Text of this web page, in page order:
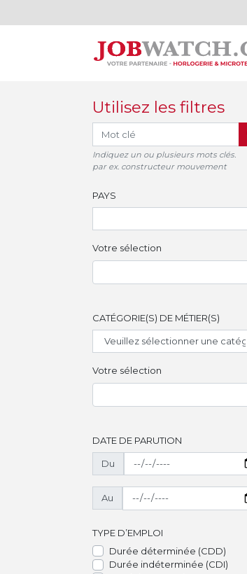
Utilisez les filtres
Indiquez un ou plusieurs mots clés.
par ex. constructeur mouvement
PAYS
Votre sélection
CATÉGORIE(S) DE MÉTIER(S)
Votre sélection
DATE DE PARUTION
Du
Au
TYPE D’EMPLOI
Durée déterminée (CDD)
Durée indéterminée (CDI)